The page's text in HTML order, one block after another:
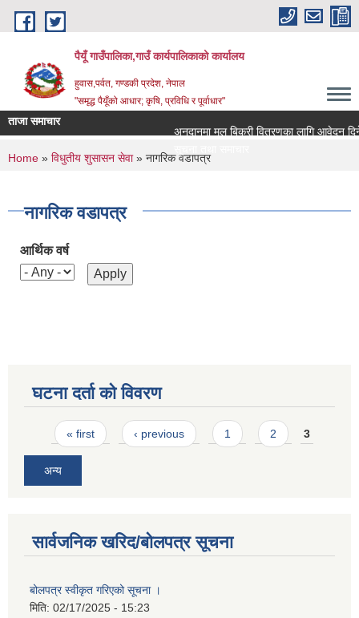
Skip to main content
पैयूँ गाउँपालिका,गाउँ कार्यपालिकाको कार्यालय
हुवास,पर्वत, गण्डकी प्रदेश, नेपाल
"समृद्ध पैयूँको आधार; कृषि, प्रविधि र पूर्वाधार"
ताजा समाचार
अनुदानमा मल बिक्री वितरणका लागि आवेदन दिने
सूचना तथा समाचार
You are here
Home » विधुतीय शुसासन सेवा» नागरिक वडापत्र
नागरिक वडापत्र
आर्थिक वर्ष
घटना दर्ता को विवरण
Pages
« first ‹ previous 1 2 3
अन्य
सार्वजनिक खरिद/बोलपत्र सूचना
बोलपत्र स्वीकृत गरिएको सूचना ।
मिति: 02/17/2025 - 15:23